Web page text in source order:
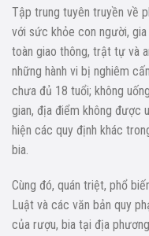
Tập trung tuyên truyền về
với sức khỏe con người,
toàn giao thông, trật tự và
những hành vi bị nghiêm
chưa đủ 18 tuổi; không
gian, địa điểm không được
hiện các quy định khác
bia.
Cùng đó, quán triệt, phổ
Luật và các văn bản quy
của rượu, bia tại địa